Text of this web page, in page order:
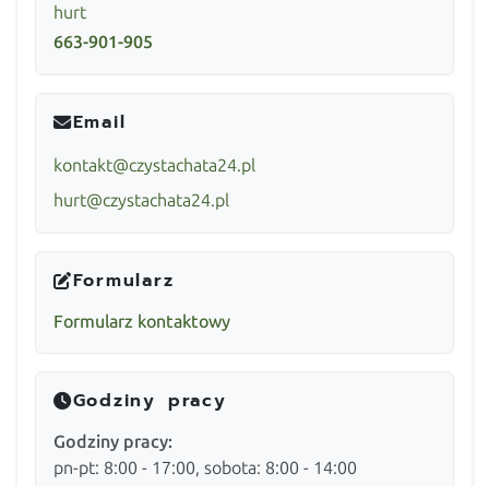
hurt
663-901-905
Email
kontakt@czystachata24.pl
hurt@czystachata24.pl
Formularz
Formularz kontaktowy
Godziny pracy
Godziny pracy:
pn-pt: 8:00 - 17:00, sobota: 8:00 - 14:00